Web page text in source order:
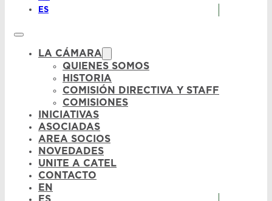
ES
LA CÁMARA
QUIENES SOMOS
HISTORIA
COMISIÓN DIRECTIVA Y STAFF
COMISIONES
INICIATIVAS
ASOCIADAS
AREA SOCIOS
NOVEDADES
UNITE A CATEL
CONTACTO
EN